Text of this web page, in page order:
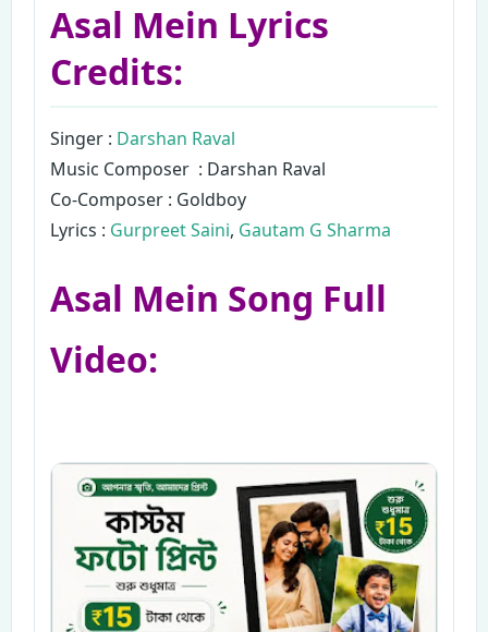
Asal Mein Lyrics
Credits:
Singer : Darshan Raval
Music Composer : Darshan Raval
Co-Composer : Goldboy
Lyrics : Gurpreet Saini, Gautam G Sharma
Asal Mein Song Full
Video: